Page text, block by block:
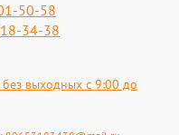
50-58
34-38
выходных с 9:00 до